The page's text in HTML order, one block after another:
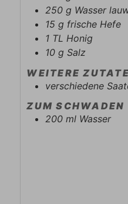
250 g Wasser
15 g frische Hefe
1 TL Honig
10 g Salz
WEITERE
verschiedene
ZUM SCHWADEN
200 ml Wasser